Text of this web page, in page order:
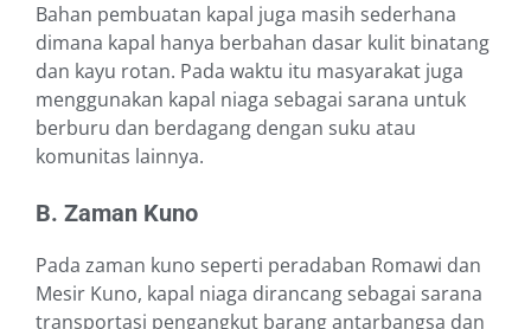
Bahan pembuatan kapal juga masih sederhana
dimana kapal hanya berbahan dasar kulit binatang
dan kayu rotan. Pada waktu itu masyarakat juga
menggunakan kapal niaga sebagai sarana untuk
berburu dan berdagang dengan suku atau
komunitas lainnya.
B. Zaman Kuno
Pada zaman kuno seperti peradaban Romawi dan
Mesir Kuno, kapal niaga dirancang sebagai sarana
transportasi pengangkut barang antarbangsa dan